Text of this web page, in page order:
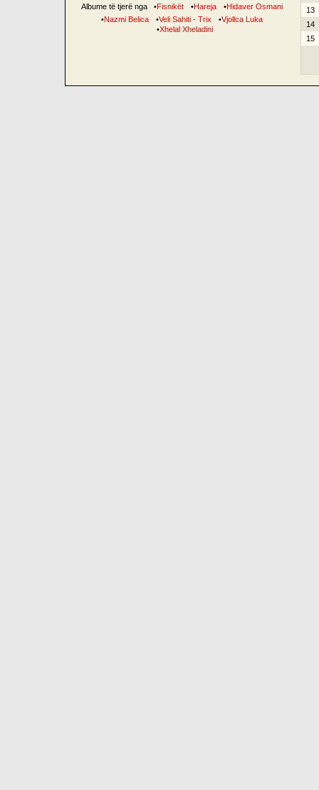
Albume të tjerë nga •Fisnikët •Hareja •Hidaver Osmani
•Nazmi Belica •Veli Sahiti - Trix •Vjollca Luka
•Xhelal Xheladini
13
14
15